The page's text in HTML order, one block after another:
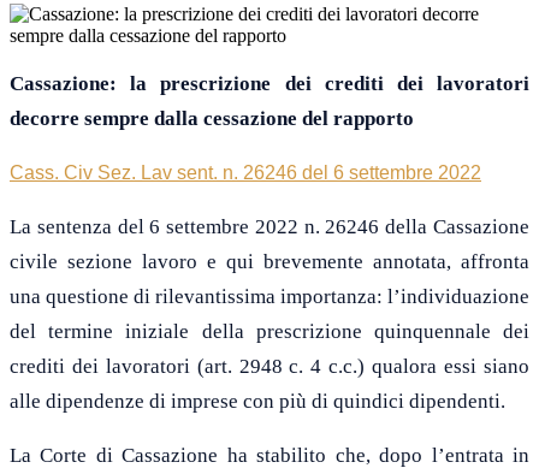
Cassazione: la prescrizione dei crediti dei lavoratori
decorre sempre dalla cessazione del rapporto
Cass. Civ Sez. Lav sent. n. 26246 del 6 settembre 2022
La sentenza del 6 settembre 2022 n. 26246 della Cassazione
civile sezione lavoro e qui brevemente annotata, affronta
una questione di rilevantissima importanza: l’individuazione
del termine iniziale della prescrizione quinquennale dei
crediti dei lavoratori (art. 2948 c. 4 c.c.) qualora essi siano
alle dipendenze di imprese con più di quindici dipendenti.
La Corte di Cassazione ha stabilito che, dopo l’entrata in